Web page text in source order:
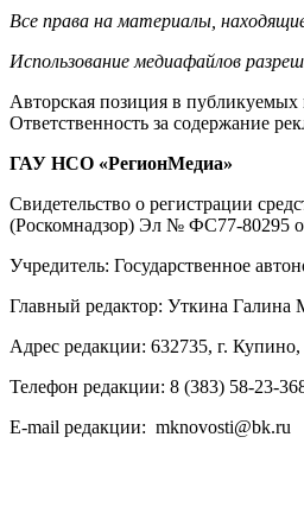
Все права на материалы,
Использование медиафайлов
Авторская позиция в публикуемых
Ответственность за содержание
ГАУ НСО «РегионМедиа»
Свидетельство о регистрации
(Роскомнадзор) Эл № ФС77-80295
Учредитель: Государственное
Главный редактор: Уткина Галина
Адрес редакции: 632735, г. Купино,
Телефон редакции: 8 (383) 58-23-
E-mail редакции: mknovosti@bk.ru